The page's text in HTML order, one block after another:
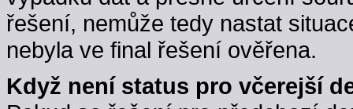
řešení, nemůže tedy nastat
nebyla ve final řešení ověřena.
Když není status pro včerejší